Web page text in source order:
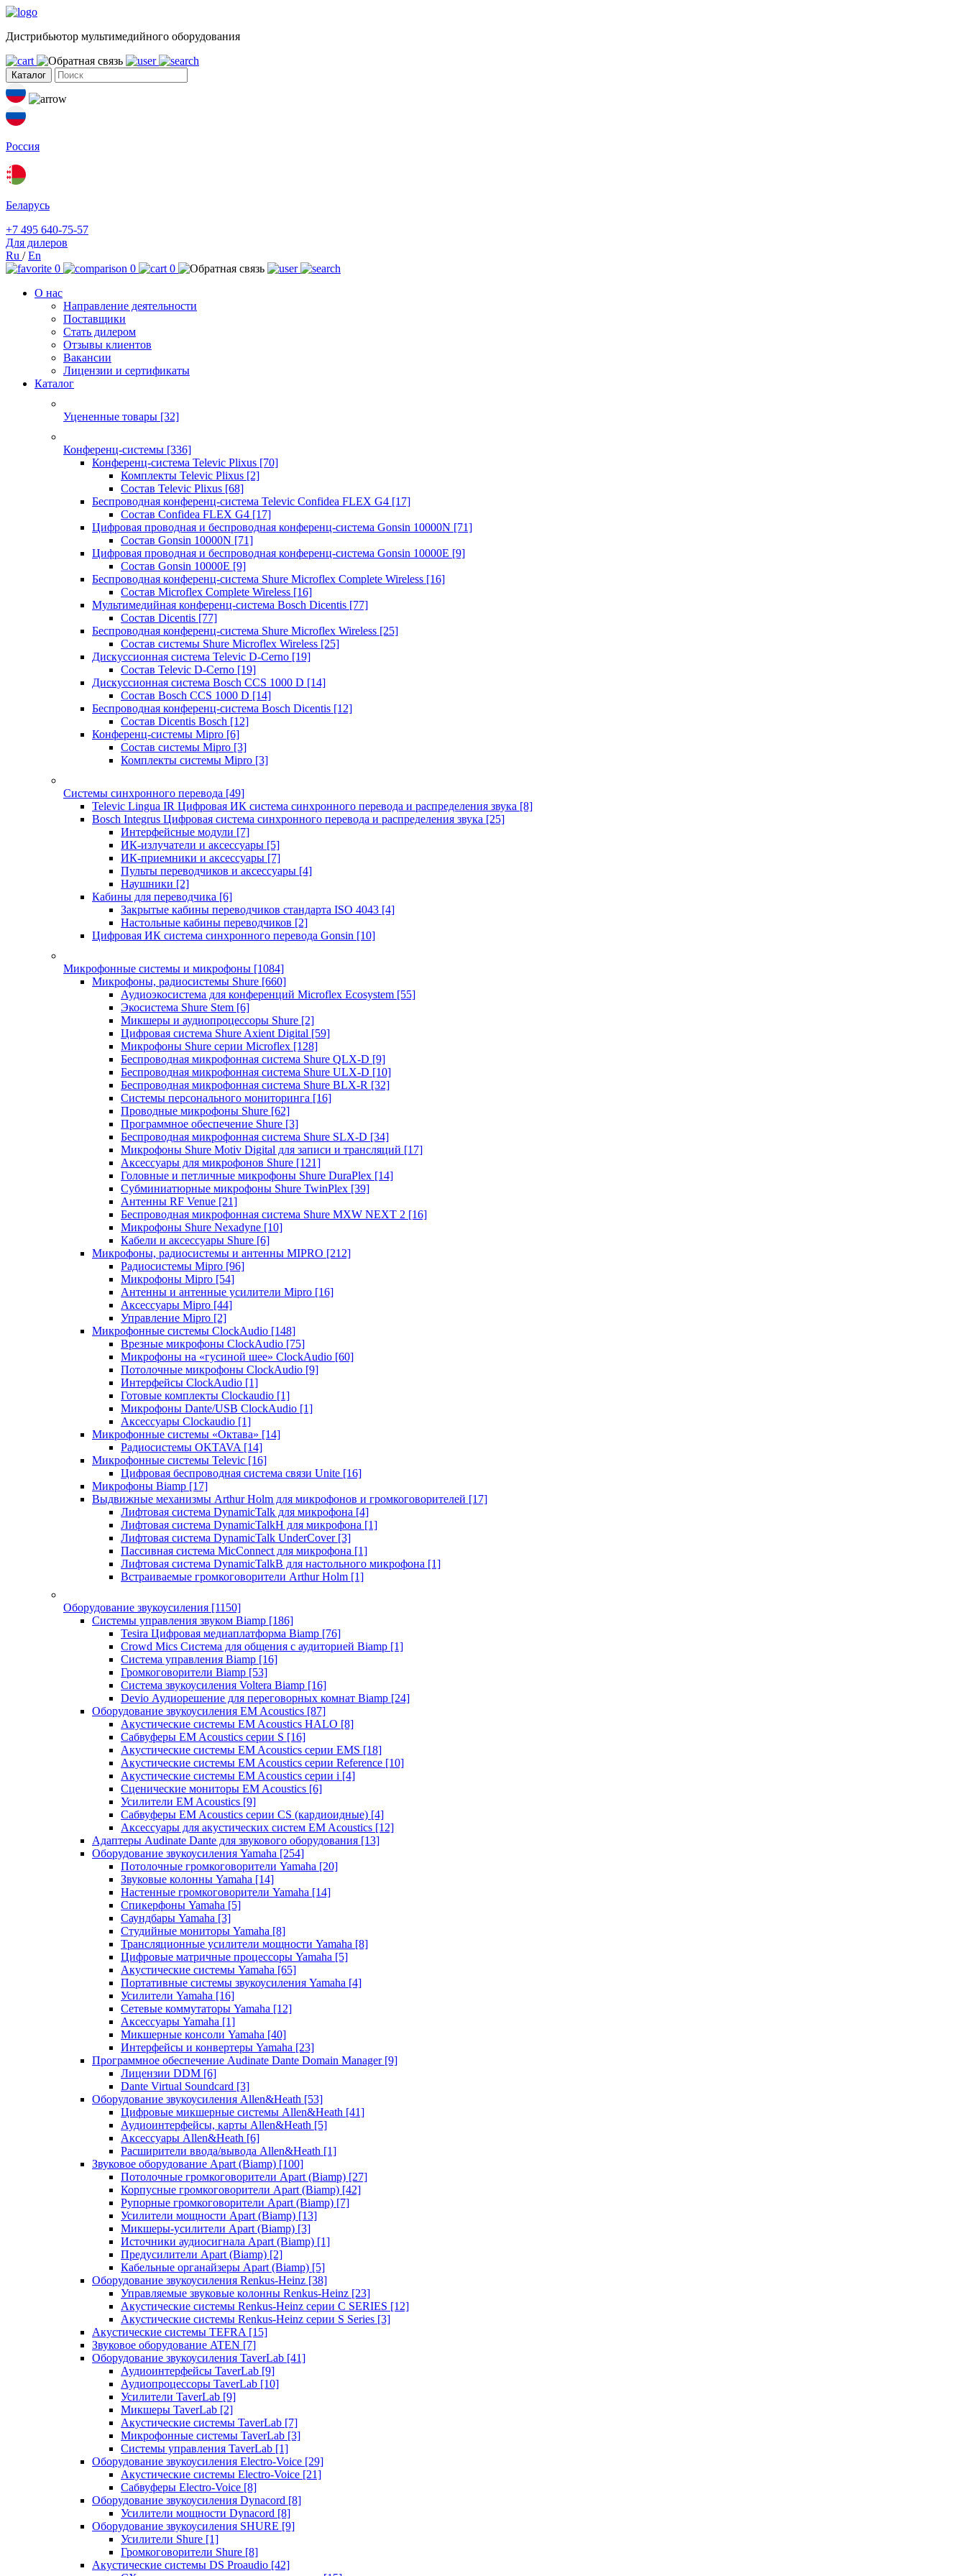
Дистрибьютор мультимедийного оборудования
Каталог
Россия
Беларусь
+7 495 640-75-57
Для дилеров
Ru /En
0
0
0
О нас
Направление деятельности
Поставщики
Стать дилером
Отзывы клиентов
Вакансии
Лицензии и сертификаты
Каталог
Уцененные товары [32]
Конференц-системы [336]
Конференц-система Televic Plixus [70]
Комплекты Televic Plixus [2]
Состав Televic Plixus [68]
Беспроводная конференц-система Televic Confidea FLEX G4 [17]
Состав Confidea FLEX G4 [17]
Цифровая проводная и беспроводная конференц-система Gonsin 10000N [71]
Состав Gonsin 10000N [71]
Цифровая проводная и беспроводная конференц-система Gonsin 10000E [9]
Состав Gonsin 10000E [9]
Беспроводная конференц-система Shure Microflex Complete Wireless [16]
Состав Microflex Complete Wireless [16]
Мультимедийная конференц-система Bosch Dicentis [77]
Состав Dicentis [77]
Беспроводная конференц-система Shure Microflex Wireless [25]
Состав системы Shure Microflex Wireless [25]
Дискуссионная система Televic D-Cerno [19]
Состав Televic D-Cerno [19]
Дискуссионная система Bosch CCS 1000 D [14]
Состав Bosch CCS 1000 D [14]
Беспроводная конференц-система Bosch Dicentis [12]
Состав Dicentis Bosch [12]
Конференц-системы Mipro [6]
Состав системы Mipro [3]
Комплекты системы Mipro [3]
Системы синхронного перевода [49]
Televic Lingua IR Цифровая ИК система синхронного перевода и распределения звука [8]
Bosch Integrus Цифровая система синхронного перевода и распределения звука [25]
Интерфейсные модули [7]
ИК-излучатели и аксессуары [5]
ИК-приемники и аксессуары [7]
Пульты переводчиков и аксессуары [4]
Наушники [2]
Кабины для переводчика [6]
Закрытые кабины переводчиков стандарта ISO 4043 [4]
Настольные кабины переводчиков [2]
Цифровая ИК система синхронного перевода Gonsin [10]
Микрофонные системы и микрофоны [1084]
Микрофоны, радиосистемы Shure [660]
Аудиоэкосистема для конференций Microflex Ecosystem [55]
Экосистема Shure Stem [6]
Микшеры и аудиопроцессоры Shure [2]
Цифровая система Shure Axient Digital [59]
Микрофоны Shure серии Microflex [128]
Беспроводная микрофонная система Shure QLX-D [9]
Беспроводная микрофонная система Shure ULX-D [10]
Беспроводная микрофонная система Shure BLX-R [32]
Системы персонального мониторинга [16]
Проводные микрофоны Shure [62]
Программное обеспечение Shure [3]
Беспроводная микрофонная система Shure SLX-D [34]
Микрофоны Shure Motiv Digital для записи и трансляций [17]
Аксессуары для микрофонов Shure [121]
Головные и петличные микрофоны Shure DuraPlex [14]
Субминиатюрные микрофоны Shure TwinPlex [39]
Антенны RF Venue [21]
Беспроводная микрофонная система Shure MXW NEXT 2 [16]
Микрофоны Shure Nexadyne [10]
Кабели и аксессуары Shure [6]
Микрофоны, радиосистемы и антенны MIPRO [212]
Радиосистемы Mipro [96]
Микрофоны Mipro [54]
Антенны и антенные усилители Mipro [16]
Аксессуары Mipro [44]
Управление Mipro [2]
Микрофонные системы ClockAudio [148]
Врезные микрофоны ClockAudio [75]
Микрофоны на «гусиной шее» ClockAudio [60]
Потолочные микрофоны ClockAudio [9]
Интерфейсы ClockAudio [1]
Готовые комплекты Clockaudio [1]
Микрофоны Dante/USB ClockAudio [1]
Аксессуары Clockaudio [1]
Микрофонные системы «Октава» [14]
Радиосистемы OKTAVA [14]
Микрофонные системы Televic [16]
Цифровая беспроводная система связи Unite [16]
Микрофоны Biamp [17]
Выдвижные механизмы Arthur Holm для микрофонов и громкоговорителей [17]
Лифтовая система DynamicTalk для микрофона [4]
Лифтовая система DynamicTalkH для микрофона [1]
Лифтовая система DynamicTalk UnderCover [3]
Пассивная система MicConnect для микрофона [1]
Лифтовая система DynamicTalkB для настольного микрофона [1]
Встраиваемые громкоговорители Arthur Holm [1]
Оборудование звукоусиления [1150]
Системы управления звуком Biamp [186]
Tesira Цифровая медиаплатформа Biamp [76]
Crowd Mics Система для общения с аудиторией Biamp [1]
Система управления Biamp [16]
Громкоговорители Biamp [53]
Система звукоусиления Voltera Biamp [16]
Devio Аудиорешение для переговорных комнат Biamp [24]
Оборудование звукоусиления EM Acoustics [87]
Акустические системы EM Acoustics HALO [8]
Сабвуферы EM Acoustics серии S [16]
Акустические системы EM Acoustics серии EMS [18]
Акустические системы EM Acoustics серии Reference [10]
Акустические системы EM Acoustics серии i [4]
Сценические мониторы EM Acoustics [6]
Усилители EM Acoustics [9]
Сабвуферы EM Acoustics серии CS (кардиоидные) [4]
Аксессуары для акустических систем EM Acoustics [12]
Адаптеры Audinate Dante для звукового оборудования [13]
Оборудование звукоусиления Yamaha [254]
Потолочные громкоговорители Yamaha [20]
Звуковые колонны Yamaha [14]
Настенные громкоговорители Yamaha [14]
Спикерфоны Yamaha [5]
Саундбары Yamaha [3]
Студийные мониторы Yamaha [8]
Трансляционные усилители мощности Yamaha [8]
Цифровые матричные процессоры Yamaha [5]
Акустические системы Yamaha [65]
Портативные системы звукоусиления Yamaha [4]
Усилители Yamaha [16]
Сетевые коммутаторы Yamaha [12]
Аксессуары Yamaha [1]
Микшерные консоли Yamaha [40]
Интерфейсы и конвертеры Yamaha [23]
Программное обеспечение Audinate Dante Domain Manager [9]
Лицензии DDM [6]
Dante Virtual Soundcard [3]
Оборудование звукоусиления Allen&Heath [53]
Цифровые микшерные системы Allen&Heath [41]
Аудиоинтерфейсы, карты Allen&Heath [5]
Аксессуары Allen&Heath [6]
Расширители ввода/вывода Allen&Heath [1]
Звуковое оборудование Apart (Biamp) [100]
Потолочные громкоговорители Apart (Biamp) [27]
Корпусные громкоговорители Apart (Biamp) [42]
Рупорные громкоговорители Apart (Biamp) [7]
Усилители мощности Apart (Biamp) [13]
Микшеры-усилители Apart (Biamp) [3]
Источники аудиосигнала Apart (Biamp) [1]
Предусилители Apart (Biamp) [2]
Кабельные органайзеры Apart (Biamp) [5]
Оборудование звукоусиления Renkus-Heinz [38]
Управляемые звуковые колонны Renkus-Heinz [23]
Акустические системы Renkus-Heinz серии C SERIES [12]
Акустические системы Renkus-Heinz серии S Series [3]
Акустические системы TEFRA [15]
Звуковое оборудование ATEN [7]
Оборудование звукоусиления TaverLab [41]
Аудиоинтерфейсы TaverLab [9]
Аудиопроцессоры TaverLab [10]
Усилители TaverLab [9]
Микшеры TaverLab [2]
Акустические системы TaverLab [7]
Микрофонные системы TaverLab [3]
Системы управления TaverLab [1]
Оборудование звукоусиления Electro-Voice [29]
Акустические системы Electro-Voice [21]
Сабвуферы Electro-Voice [8]
Оборудование звукоусиления Dynacord [8]
Усилители мощности Dynacord [8]
Оборудование звукоусиления SHURE [9]
Усилители Shure [1]
Громкоговорители Shure [8]
Акустические системы DS Proaudio [42]